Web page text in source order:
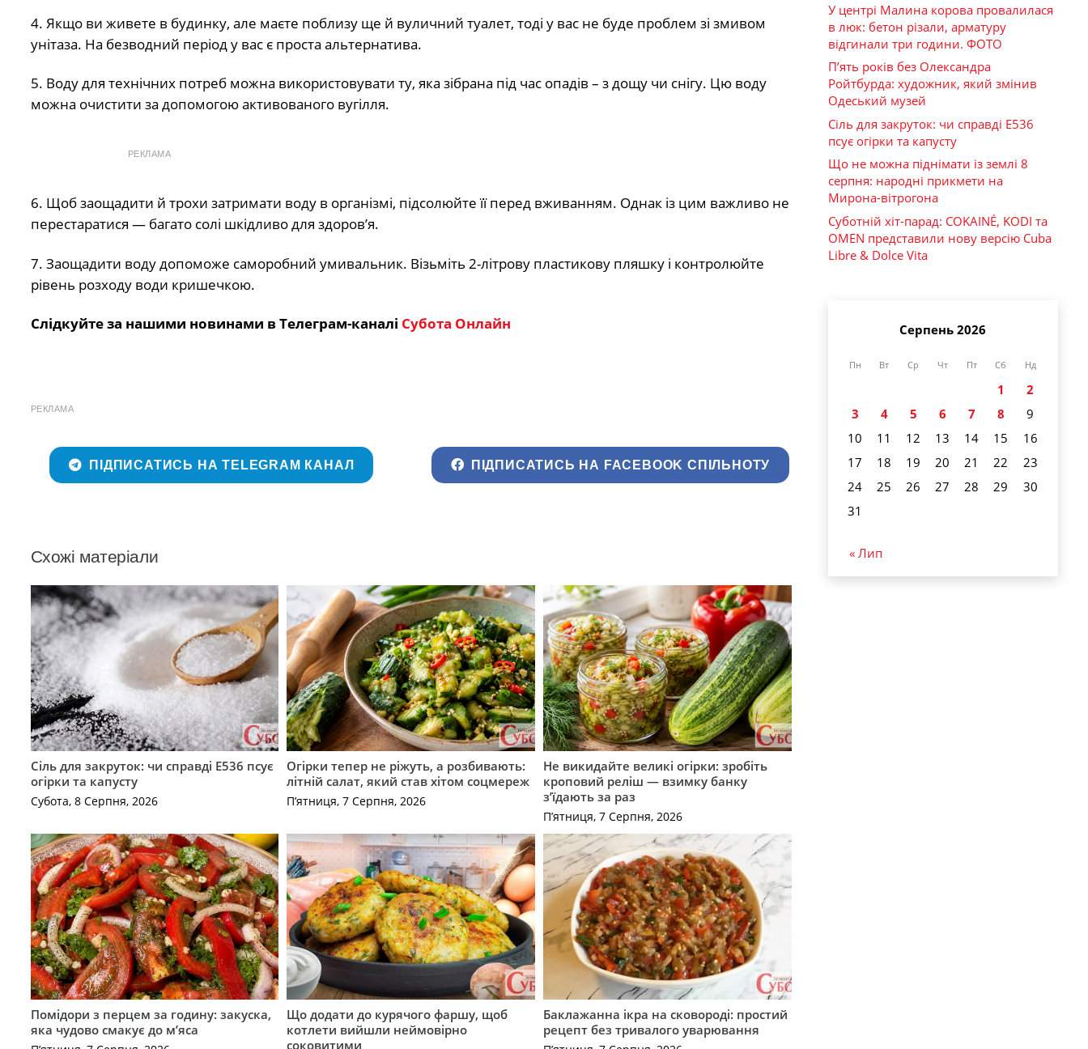
4. Якщо ви живете в будинку, але маєте поблизу ще й вуличний туалет, тоді у вас не буде проблем зі змивом
унітаза. На безводний період у вас є проста альтернатива.
5. Воду для технічних потреб можна використовувати ту, яка зібрана під час опадів – з дощу чи снігу. Цю воду
можна очистити за допомогою активованого вугілля.
РЕКЛАМА
6. Щоб заощадити й трохи затримати воду в організмі, підсолюйте її перед вживанням. Однак із цим важливо не
перестаратися — багато солі шкідливо для здоров’я.
7. Заощадити воду допоможе саморобний умивальник. Візьміть 2-літрову пластикову пляшку і контролюйте
рівень розходу води кришечкою.
Слідкуйте за нашими новинами в Телеграм-каналі Субота Онлайн
РЕКЛАМА
ПІДПИСАТИСЬ НА TELEGRAM КАНАЛ ПІДПИСАТИСЬ НА FACEBOOK СПІЛЬНОТУ
Схожі матеріали
Сіль для закруток: чи справді Е536 псує
огірки та капусту
Субота, 8 Серпня, 2026
Огірки тепер не ріжуть, а розбивають:
літній салат, який став хітом соцмереж
П’ятниця, 7 Серпня, 2026
Не викидайте великі огірки: зробіть
кроповий реліш — взимку банку
з’їдають за раз
П’ятниця, 7 Серпня, 2026
Помідори з перцем за годину: закуска,
яка чудово смакує до м’яса
Що додати до курячого фаршу, щоб
котлети вийшли неймовірно
соковитими
Баклажанна ікра на сковороді: простий
рецепт без тривалого уварювання
У центрі Малина корова провалилася
в люк: бетон різали, арматуру
відгинали три години. ФОТО
П’ять років без Олександра
Ройтбурда: художник, який змінив
Одеський музей
Сіль для закруток: чи справді Е536
псує огірки та капусту
Що не можна піднімати із землі 8
серпня: народні прикмети на
Мирона-вітрогона
Суботній хіт-парад: COKAINÉ, KODI та
OMEN представили нову версію Cuba
Libre & Dolce Vita
Серпень 2026
Пн Вт Ср Чт Пт Сб Нд
1
2
3
4 5 6 7 8
9
10
11 12 13 14 15
16
17
18 19 20 21 22
23
24
25 26 27 28 29
30
31
« Лип